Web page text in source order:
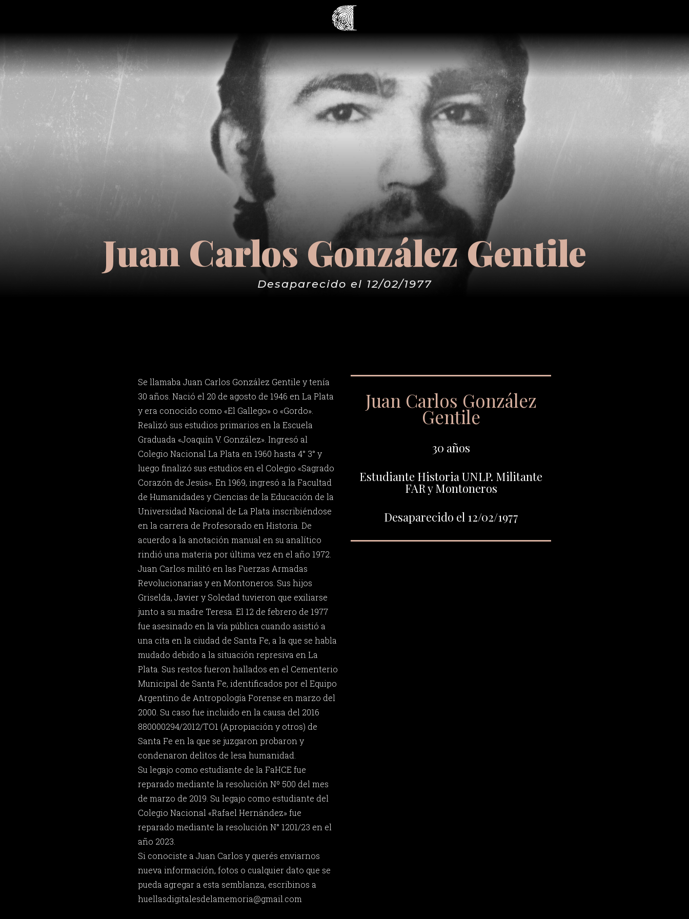
Juan Carlos González Gentile
Desaparecido el 12/02/1977
Se llamaba Juan Carlos González Gentile y tenía
30 años. Nació el 20 de agosto de 1946 en La Plata
y era conocido como «El Gallego» o «Gordo».
Realizó sus estudios primarios en la Escuela
Graduada «Joaquín V. González». Ingresó al
Colegio Nacional La Plata en 1960 hasta 4° 3° y
luego finalizó sus estudios en el Colegio «Sagrado
Corazón de Jesús». En 1969, ingresó a la Facultad
de Humanidades y Ciencias de la Educación de la
Universidad Nacional de La Plata inscribiéndose
en la carrera de Profesorado en Historia. De
acuerdo a la anotación manual en su analítico
rindió una materia por última vez en el año 1972.
Juan Carlos militó en las Fuerzas Armadas
Revolucionarias y en Montoneros. Sus hijos
Griselda, Javier y Soledad tuvieron que exiliarse
junto a su madre Teresa. El 12 de febrero de 1977
fue asesinado en la vía pública cuando asistió a
una cita en la ciudad de Santa Fe, a la que se habla
mudado debido a la situación represiva en La
Plata. Sus restos fueron hallados en el Cementerio
Municipal de Santa Fe, identificados por el Equipo
Argentino de Antropología Forense en marzo del
2000. Su caso fue incluido en la causa del 2016
880000294/2012/TO1 (Apropiación y otros) de
Santa Fe en la que se juzgaron probaron y
condenaron delitos de lesa humanidad.
Su legajo como estudiante de la FaHCE fue
reparado mediante la resolución Nº 500 del mes
de marzo de 2019. Su legajo como estudiante del
Colegio Nacional «Rafael Hernández» fue
reparado mediante la resolución N° 1201/23 en el
año 2023.
Si conociste a Juan Carlos y querés enviarnos
nueva información, fotos o cualquier dato que se
pueda agregar a esta semblanza, escribinos a
huellasdigitalesdelamemoria@gmail.com
Juan Carlos González
Gentile
30 años
Estudiante Historia UNLP. Militante
FAR y Montoneros
Desaparecido el 12/02/1977